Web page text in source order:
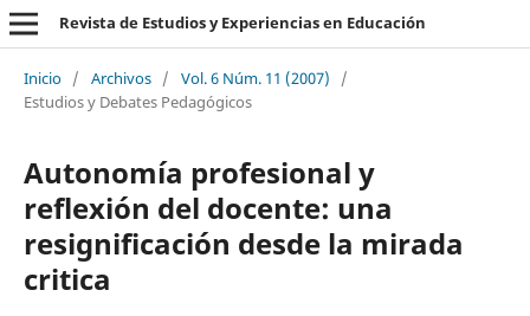
Revista de Estudios y Experiencias en Educación
Inicio / Archivos / Vol. 6 Núm. 11 (2007)
/
Estudios y Debates Pedagógicos
Autonomía profesional y
reflexión del docente: una
resignificación desde la mirada
critica